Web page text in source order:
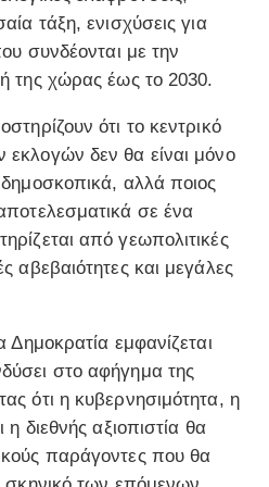
τάξη, ενισχύσεις για
συνδέονται με την
της χώρας έως το 2030.
ότι το κεντρικό
δεν θα είναι μόνο
αλλά ποιος
σε ένα
από γεωπολιτικές
αβεβαιότητες και μεγάλες
εμφανίζεται
στο αφήγημα της
ότι η κυβερνησιμότητα, η
η διεθνής αξιοπιστία θα
παράγοντες που θα